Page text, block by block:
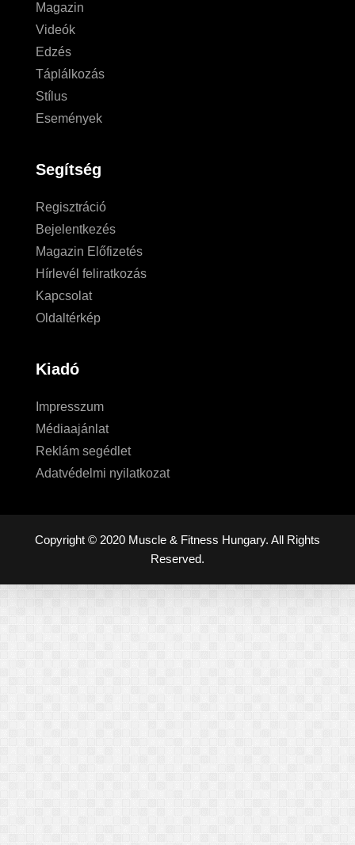
Magazin
Videók
Edzés
Táplálkozás
Stílus
Események
Segítség
Regisztráció
Bejelentkezés
Magazin Előfizetés
Hírlevél feliratkozás
Kapcsolat
Oldaltérkép
Kiadó
Impresszum
Médiaajánlat
Reklám segédlet
Adatvédelmi nyilatkozat
Copyright © 2020 Muscle & Fitness Hungary. All Rights
Reserved.